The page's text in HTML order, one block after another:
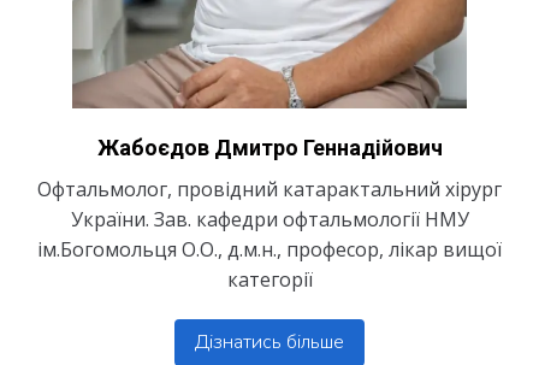
Жабоєдов Дмитро Геннадійович
Офтальмолог, провідний катарактальний хірург
України. ​Зав. кафедри офтальмології НМУ
ім.Богомольця О.О., д.м.н., професор, лікар вищої
категорії
Дізнатись більше